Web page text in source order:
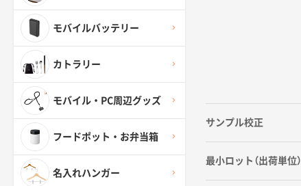
モバイルバッテリー
カトラリー
モバイル・PC周辺グッズ
フードポット・お弁当箱
名入れハンガー
サンプル校正
最小ロット（出荷単位）